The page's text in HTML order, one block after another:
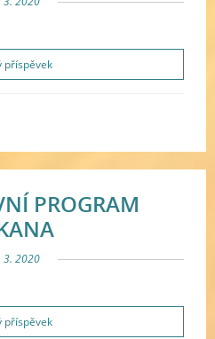
příspěvek
PROGRAM
3. 2020
příspěvek